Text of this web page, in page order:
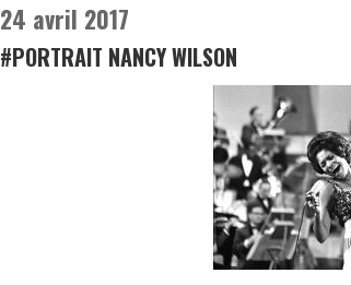
24 avril 2017
#PORTRAIT NANCY WILSON